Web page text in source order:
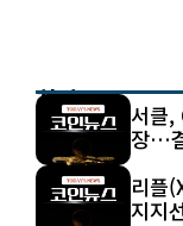
최신 글
서클,
장…
리플
지지